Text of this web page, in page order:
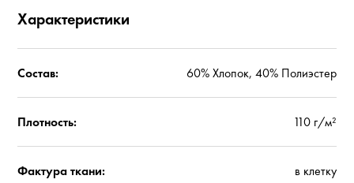
Характеристики
Состав: 60% Хлопок, 40% Полиэстер
Плотность: 110 г/м²
Фактура ткани: в клетку